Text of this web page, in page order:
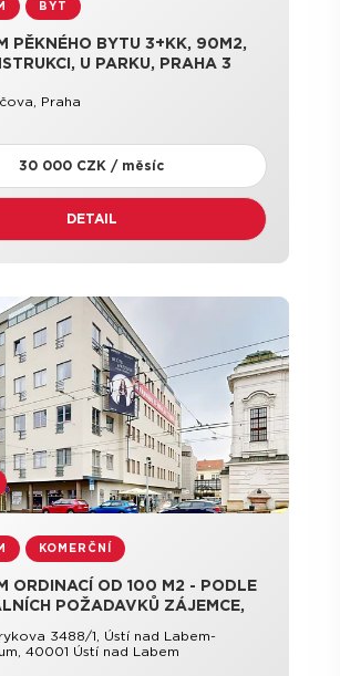
BYT
PĚKNÉHO BYTU 3+KK, 90M2,
U PARKU, PRAHA 3
Praha
30 000 CZK / měsíc
DETAIL
KOMERČNÍ
ORDINACÍ OD 100 M2 - PODLE
POŽADAVKŮ ZÁJEMCE,
3488/1, Ústí nad Labem-
40001 Ústí nad Labem